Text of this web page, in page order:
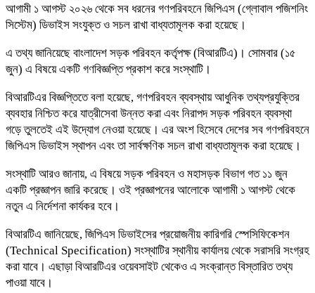
আগামী ১ আগস্ট ২০২৬ থেকে সব ধরনের গণপরিবহনে জিপিএস (গ্লোবাল পজিশনিং
সিস্টেম) ডিভাইস সংযুক্ত ও সচল রাখা বাধ্যতামূলক করা হয়েছে।
এ তথ্য জানিয়েছে বাংলাদেশ সড়ক পরিবহন কর্তৃপক্ষ (বিআরটিএ)। সোমবার (১৫
জুন) এ বিষয়ে একটি গণবিজ্ঞপ্তি প্রকাশ করে সংস্থাটি।
বিআরটিএর বিজ্ঞপ্তিতে বলা হয়েছে, গণপরিবহন ব্যবস্থায় আধুনিক তথ্যপ্রযুক্তির
ব্যবহার নিশ্চিত করে যাত্রীসেবা উন্নত করা এবং নিরাপদ সড়ক পরিবহন ব্যবস্থা
গড়ে তুলতেই এই উদ্যোগ নেওয়া হয়েছে। এর অংশ হিসেবে দেশের সব গণপরিবহনে
জিপিএস ডিভাইস স্থাপন এবং তা সার্বক্ষণিক সচল রাখা বাধ্যতামূলক করা হয়েছে।
সংস্থাটি আরও জানায়, এ বিষয়ে সড়ক পরিবহন ও মহাসড়ক বিভাগ গত ১১ জুন
একটি প্রজ্ঞাপন জারি করেছে। ওই প্রজ্ঞাপনের আলোকে আগামী ১ আগস্ট থেকে
নতুন এ নির্দেশনা কার্যকর হবে।
বিআরটিএ জানিয়েছে, জিপিএস ডিভাইসের প্রয়োজনীয় কারিগরি স্পেসিফিকেশন
(Technical Specification) সংস্থাটির স্থানীয় কার্যালয় থেকে সরাসরি সংগ্রহ
করা যাবে। এছাড়া বিআরটিএর ওয়েবসাইট থেকেও এ সংক্রান্ত বিস্তারিত তথ্য
পাওয়া যাবে।